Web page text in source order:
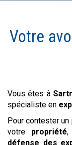
Votre
Vous êtes à
spécialiste en
Pour contester un
votre propriété,
défense des